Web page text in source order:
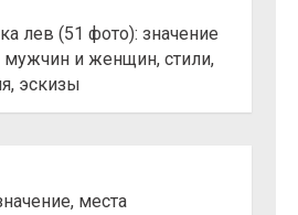
лев (51 фото): значение
мужчин и женщин, стили,
эскизы
места